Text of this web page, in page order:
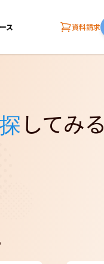
ス 資料請求
探してみる